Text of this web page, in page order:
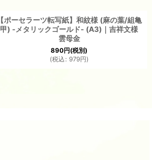
【ポーセラーツ転写紙】和紋様 (麻の葉/組亀
甲) -メタリックゴールド- (A3)｜吉祥文様
雲母金
890円(税別)
(税込: 979円)